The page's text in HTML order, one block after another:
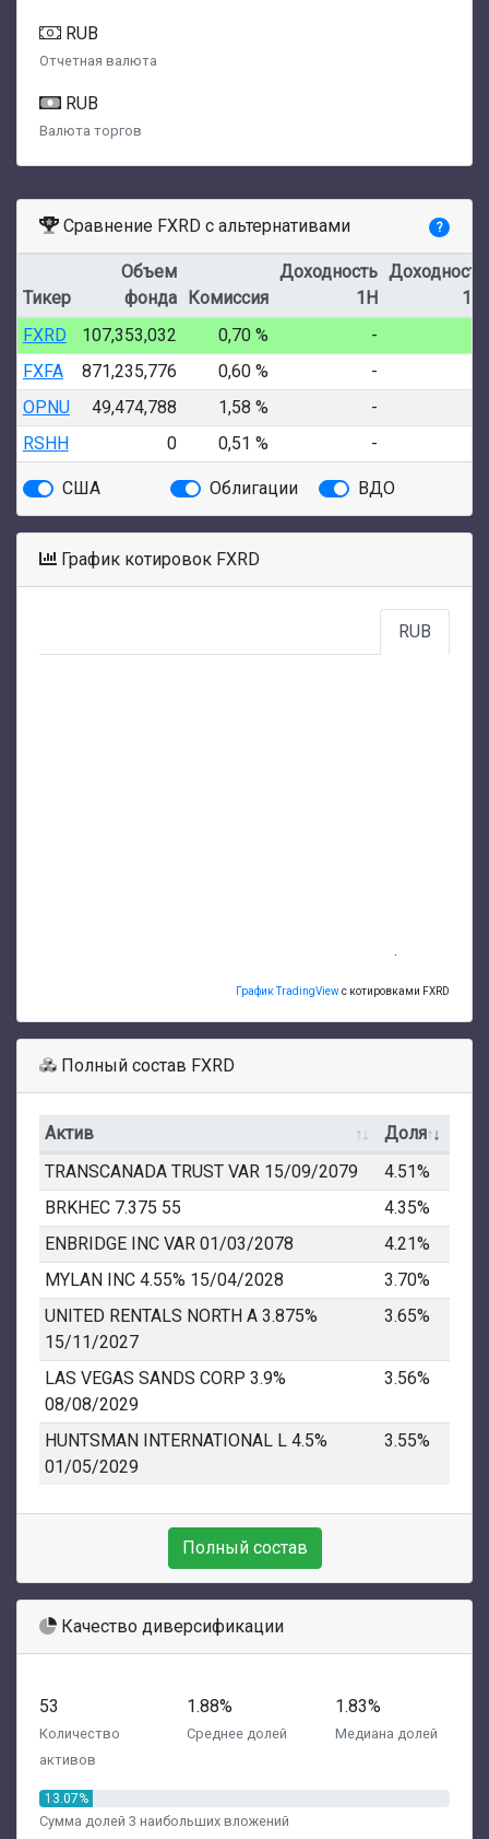
RUB
Отчетная валюта
RUB
Валюта торгов
Сравнение FXRD с альтернативами ?
Тикер
Объем
фонда
Комиссия
Доходность
1Н
Доходность
1М
FXRD
107,353,032 0,70 % -
FXFA
871,235,776 0,60 % -
OPNU
49,474,788 1,58 % -
RSHH
0 0,51 % -
США Облигации ВДО
График котировок FXRD
RUB
График TradingViewс котировками FXRD
Полный состав FXRD
Актив
Доля
TRANSCANADA TRUST VAR 15/09/2079
4.51%
BRKHEC 7.375 55
4.35%
ENBRIDGE INC VAR 01/03/2078
4.21%
MYLAN INC 4.55% 15/04/2028
3.70%
UNITED RENTALS NORTH A 3.875%
15/11/2027
3.65%
LAS VEGAS SANDS CORP 3.9%
08/08/2029
3.56%
HUNTSMAN INTERNATIONAL L 4.5%
01/05/2029
3.55%
Полный состав
Качество диверсификации
53
Количество
активов
1.88%
Среднее долей
1.83%
Медиана долей
13.07%
Сумма долей 3 наибольших вложений